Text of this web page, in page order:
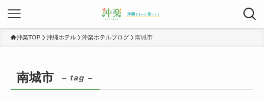
沖楽TOP 沖縄ホテル 沖楽ホテルブログ 南城市
南城市 – tag –